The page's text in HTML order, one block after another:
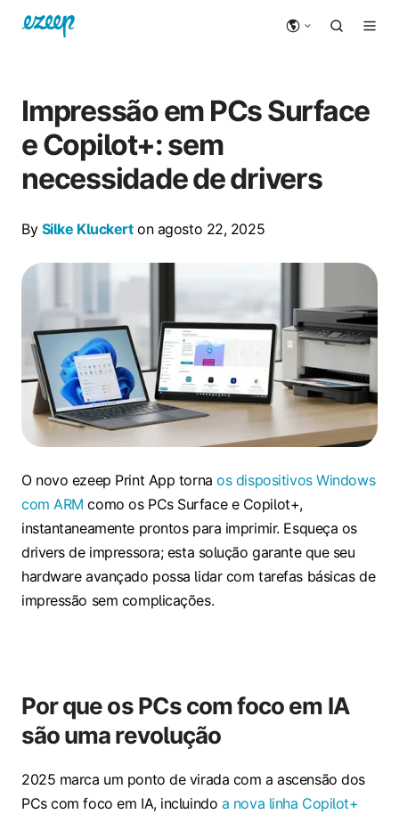
Impressão em PCs Surface
e Copilot+: sem
necessidade de drivers
By Silke Kluckerton agosto 22, 2025
O novo ezeep Print App tornaos dispositivos Windows
com ARM como os PCs Surface e Copilot+,
instantaneamente prontos para imprimir. Esqueça os
drivers de impressora; esta solução garante que seu
hardware avançado possa lidar com tarefas básicas de
impressão sem complicações.
Por que os PCs com foco em IA
são uma revolução
2025 marca um ponto de virada com a ascensão dos
PCs com foco em IA, incluindo a nova linha Copilot+